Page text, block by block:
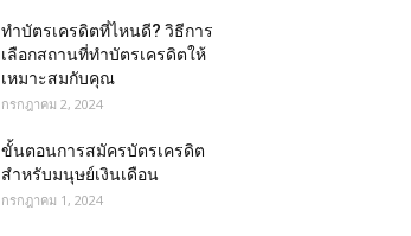
ทําบัตรเครดิตที่ไหนดี? วิธีการ
เลือกสถานที่ทำบัตรเครดิตให้
เหมาะสมกับคุณ
กรกฎาคม 2, 2024
ขั้นตอนการสมัครบัตรเครดิต
สำหรับมนุษย์เงินเดือน
กรกฎาคม 1, 2024